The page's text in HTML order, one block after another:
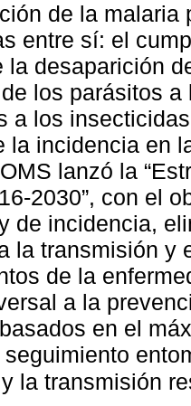
de la
entre sí: el
la desaparición
los parásitos
a los
la incidencia en
lanzó la
2030”, con el
de incidencia,
la transmisión y
de la
a la
en el
la transmisión